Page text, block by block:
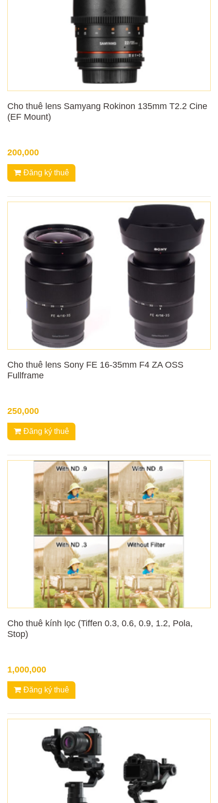
Cho thuê lens Samyang Rokinon 135mm T2.2 Cine
(EF Mount)
200,000
Đăng ký thuê
Cho thuê lens Sony FE 16-35mm F4 ZA OSS
Fullframe
250,000
Đăng ký thuê
Cho thuê kính lọc (Tiffen 0.3, 0.6, 0.9, 1.2, Pola,
Stop)
1,000,000
Đăng ký thuê